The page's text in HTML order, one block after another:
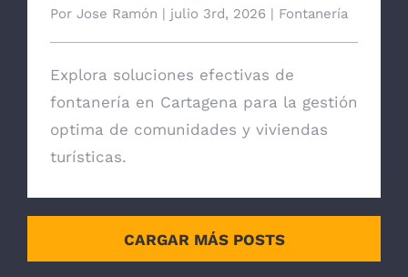
Por Jose Ramón | julio 3rd, 2026 | Fontanería
Explora soluciones efectivas de
fontanería en Cartagena para la gestión
optima de comunidades y viviendas
turísticas.
CARGAR MÁS POSTS